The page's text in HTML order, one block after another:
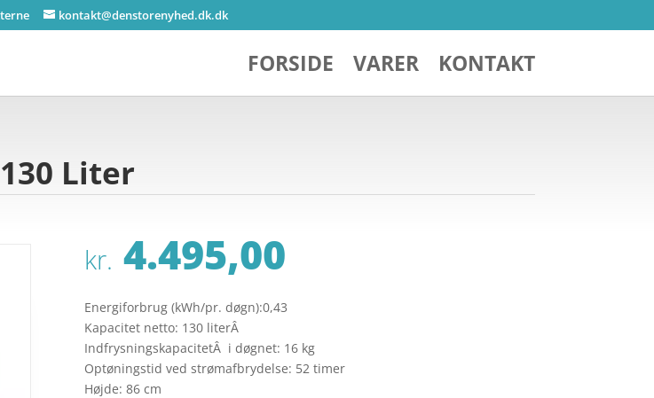
kontakt@denstorenyhed.dk.dk
FORSIDE VARER KONTAKT
Liter
kr. 4.495,00
Energiforbrug (kWh/pr. døgn):0,43
Kapacitet netto: 130 literÂ
IndfrysningskapacitetÂ i døgnet: 16 kg
Optøningstid ved strømafbrydelse: 52 timer
Højde: 86 cm